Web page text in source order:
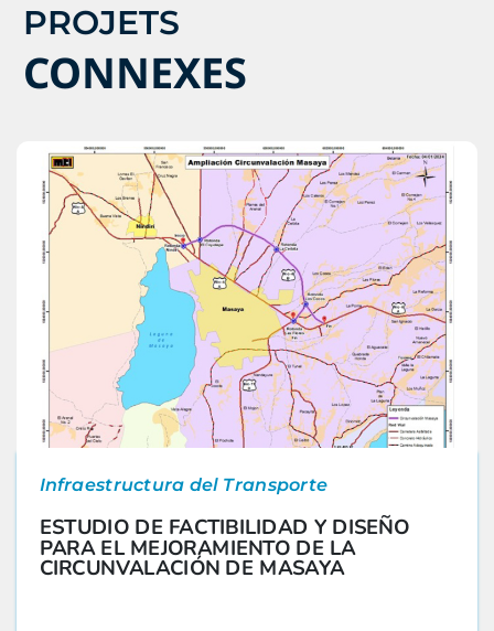
PROJETS
CONNEXES
Infraestructura del Transporte
ESTUDIO DE FACTIBILIDAD Y DISEÑO
PARA EL MEJORAMIENTO DE LA
CIRCUNVALACIÓN DE MASAYA